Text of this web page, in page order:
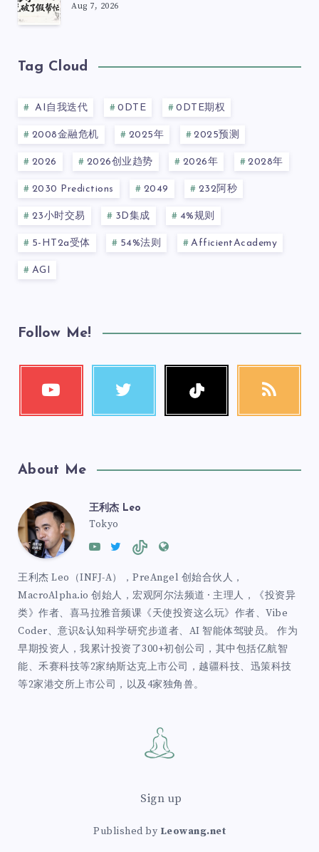
Aug 7, 2026
Tag Cloud
AI自我迭代 0DTE 0DTE期权
2008金融危机 2025年 2025预测
2026 2026创业趋势 2026年 2028年
2030 Predictions 2049 232阿秒
23小时交易 3D集成 4%规则
5-HT2a受体 54%法则 AfficientAcademy
AGI
Follow Me!
About Me
王利杰 Leo
Tokyo
王利杰 Leo（INFJ-A），PreAngel 创始合伙人，
MacroAlpha.io 创始人，宏观阿尔法频道 · 主理人，《投资异
类》作者、喜马拉雅音频课《天使投资这么玩》作者、Vibe
Coder、意识&认知科学研究步道者、AI 智能体驾驶员。 作为
早期投资人，我累计投资了300+初创公司，其中包括亿航智
能、禾赛科技等2家纳斯达克上市公司，越疆科技、迅策科技
等2家港交所上市公司，以及4家独角兽。
Sign up
Published by Leowang.net